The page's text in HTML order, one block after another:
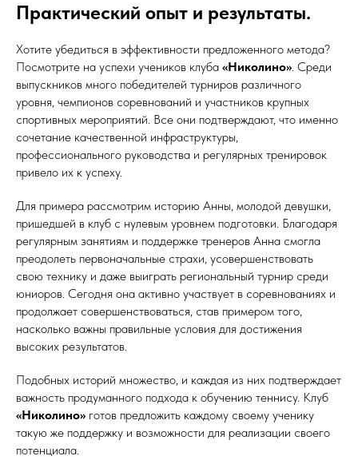
Практический опыт и результаты.
Хотите убедиться в эффективности предложенного метода?
Посмотрите на успехи учеников клуба «Николино». Среди
выпускников много победителей турниров различного
уровня, чемпионов соревнований и участников крупных
спортивных мероприятий. Все они подтверждают, что именно
сочетание качественной инфраструктуры,
профессионального руководства и регулярных тренировок
привело их к успеху.
Для примера рассмотрим историю Анны, молодой девушки,
пришедшей в клуб с нулевым уровнем подготовки. Благодаря
регулярным занятиям и поддержке тренеров Анна смогла
преодолеть первоначальные страхи, усовершенствовать
свою технику и даже выиграть региональный турнир среди
юниоров. Сегодня она активно участвует в соревнованиях и
продолжает совершенствоваться, став примером того,
насколько важны правильные условия для достижения
высоких результатов.
Подобных историй множество, и каждая из них подтверждает
важность продуманного подхода к обучению теннису. Клуб
«Николино» готов предложить каждому своему ученику
такую же поддержку и возможности для реализации своего
потенциала.